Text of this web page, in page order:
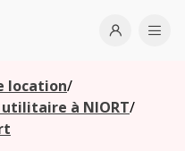
Open
location/
à NIORT/